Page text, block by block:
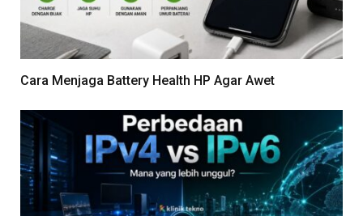
Cara Menjaga Battery Health HP Agar Awet